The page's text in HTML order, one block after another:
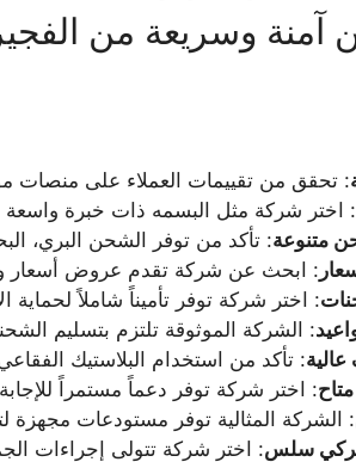
وسريعة من
: تحقق من تقييمات العملاء على منصات
: اختر شركة مثل البسمه ذات خبرة واسعة
متنوعة: تأكد من توفر الشحن البري،
: ابحث عن شركة تقدم عروض أسعار
: اختر شركة توفر تأميناً شاملاً لحماية
: الشركة الموثوقة تلتزم بتسليم
: تأكد من استخدام البلاستيك
: اختر شركة توفر دعماً مستمراً
: الشركة المثالية توفر مستودعات مجهزة
سلس: اختر شركة تتولى إجراءات